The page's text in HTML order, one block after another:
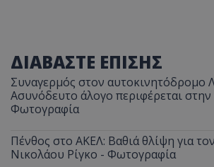
ΔΙΑΒΑΣΤΕ ΕΠΙΣΗΣ
Συναγερμός στον αυτοκινητόδρομο
Ασυνόδευτο άλογο περιφέρεται
Φωτογραφία
Πένθος στο ΑΚΕΛ: Βαθιά θλίψη για
Νικολάου Ρίγκο - Φωτογραφία